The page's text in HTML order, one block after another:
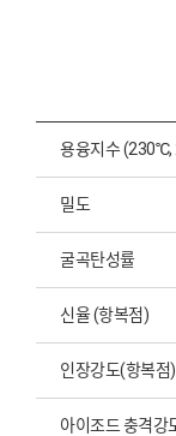
용융지수 (230℃,
밀도
굴곡탄성률
신율 (항복점)
인장강도(항복점)
아이조드 충격